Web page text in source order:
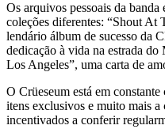
Os arquivos pessoais da banda
coleções diferentes: “Shout At
lendário álbum de sucesso da
dedicação à vida na estrada
Los Angeles”, uma carta de
O Crüeseum está em
itens exclusivos e muito mais
incentivados a conferir